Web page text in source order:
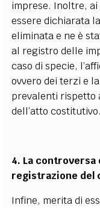
imprese. Inoltre, ai
essere dichiarata
eliminata e ne è
al registro delle
caso di specie,
ovvero dei terzi e
prevalenti rispetto
dell’atto costitutivo.
4. La controversa
registrazione del
Infine, merita di